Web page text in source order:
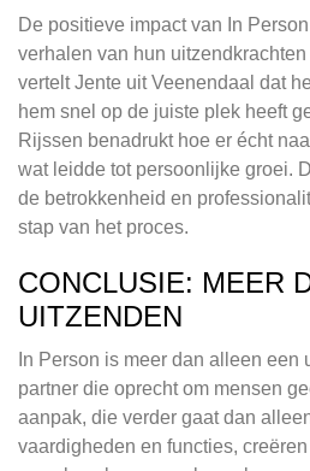
De positieve impact van In
verhalen van hun
vertelt Jente uit Veenendaal dat
hem snel op de juiste plek heeft
Rijssen benadrukt hoe er écht
wat leidde tot persoonlijke groei.
de betrokkenheid en
stap van het proces.
CONCLUSIE: MEER
UITZENDEN
In Person is meer dan alleen een
partner die oprecht om mensen
aanpak, die verder gaat dan
vaardigheden en functies,